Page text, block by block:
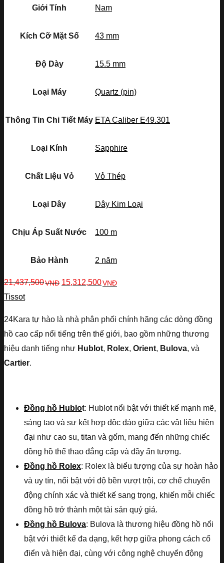
Giới Tính Nam
Kích Cỡ Mặt Số 43 mm
Độ Dày 15.5 mm
Loại Máy Quartz (pin)
Thông Tin Chi Tiết Máy ETA Caliber E49.301
Loại Kính Sapphire
Chất Liệu Vỏ Vỏ Thép
Loại Dây Dây Kim Loại
Chịu Áp Suất Nước 100 m
Bảo Hành 2 năm
21,437,500VNĐ 15,312,500VNĐ
Tissot
24Kara tự hào là nhà phân phối chính hãng các dòng đồng
hồ cao cấp nổi tiếng trên thế giới, bao gồm những thương
hiệu danh tiếng như Hublot, Rolex, Orient, Bulova, và
Cartier.
Đồng hồ Hublot: Hublot nổi bật với thiết kế mạnh mẽ,
sáng tạo và sự kết hợp độc đáo giữa các vật liệu hiện
đại như cao su, titan và gốm, mang đến những chiếc
đồng hồ thể thao đẳng cấp và đầy ấn tượng.
Đồng hồ Rolex: Rolex là biểu tượng của sự hoàn hảo
và uy tín, nổi bật với độ bền vượt trội, cơ chế chuyển
động chính xác và thiết kế sang trọng, khiến mỗi chiếc
đồng hồ trở thành một tài sản quý giá.
Đồng hồ Bulova: Bulova là thương hiệu đồng hồ nổi
bật với thiết kế đa dạng, kết hợp giữa phong cách cổ
điển và hiện đại, cùng với công nghệ chuyển động